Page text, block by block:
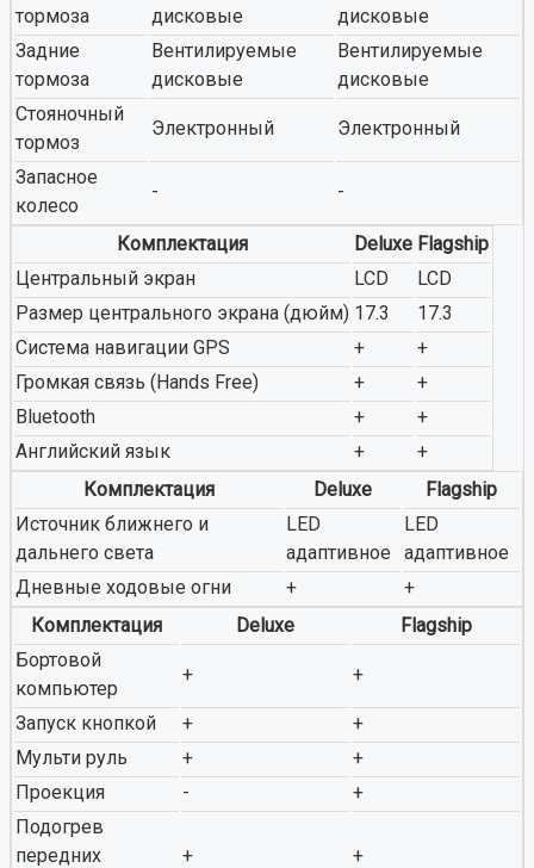
тормоза дисковые
дисковые
Задние
тормоза
Вентилируемые
дисковые
Вентилируемые
дисковые
Стояночный
тормоз
Электронный Электронный
Запасное
колесо
- -
Комплектация Deluxe Flagship
Центральный экран
LCD
LCD
Размер центрального экрана (дюйм) 17.3
17.3
Система навигации GPS
+
+
Громкая связь (Hands Free)
+
+
Bluetooth
+
+
Английский язык
+
+
Комплектация
Deluxe
Flagship
Источник ближнего и
дальнего света
LED
адаптивное
LED
адаптивное
Дневные ходовые огни
+
+
Комплектация
Deluxe
Flagship
Бортовой
компьютер
+ +
Запуск кнопкой +
+
Мульти руль
+
+
Проекция
-
+
Подогрев
передних
+ +